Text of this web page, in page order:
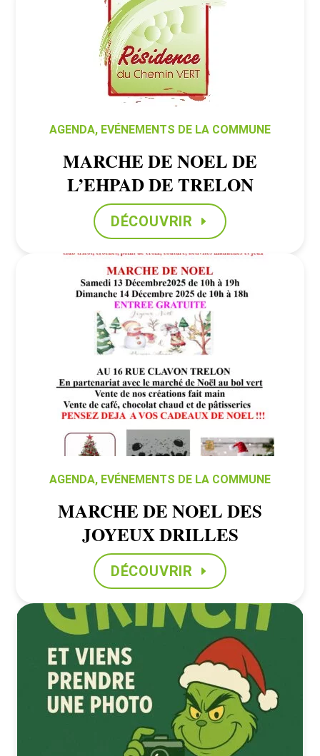
AGENDA, EVÉNEMENTS DE LA COMMUNE
MARCHE DE NOEL DE
L’EHPAD DE TRELON
DÉCOUVRIR
AGENDA, EVÉNEMENTS DE LA COMMUNE
MARCHE DE NOEL DES
JOYEUX DRILLES
DÉCOUVRIR